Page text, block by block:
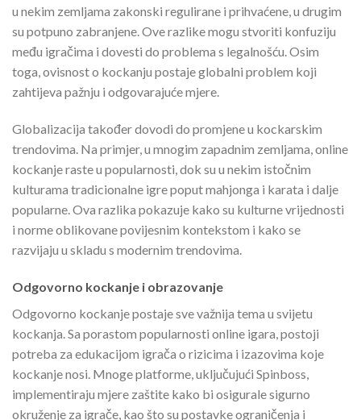
u nekim zemljama zakonski regulirane i prihvaćene, u drugim
su potpuno zabranjene. Ove razlike mogu stvoriti konfuziju
među igračima i dovesti do problema s legalnošću. Osim
toga, ovisnost o kockanju postaje globalni problem koji
zahtijeva pažnju i odgovarajuće mjere.
Globalizacija također dovodi do promjene u kockarskim
trendovima. Na primjer, u mnogim zapadnim zemljama, online
kockanje raste u popularnosti, dok su u nekim istočnim
kulturama tradicionalne igre poput mahjonga i karata i dalje
popularne. Ova razlika pokazuje kako su kulturne vrijednosti
i norme oblikovane povijesnim kontekstom i kako se
razvijaju u skladu s modernim trendovima.
Odgovorno kockanje i obrazovanje
Odgovorno kockanje postaje sve važnija tema u svijetu
kockanja. Sa porastom popularnosti online igara, postoji
potreba za edukacijom igrača o rizicima i izazovima koje
kockanje nosi. Mnoge platforme, uključujući Spinboss,
implementiraju mjere zaštite kako bi osigurale sigurno
okruženje za igrače, kao što su postavke ograničenja i